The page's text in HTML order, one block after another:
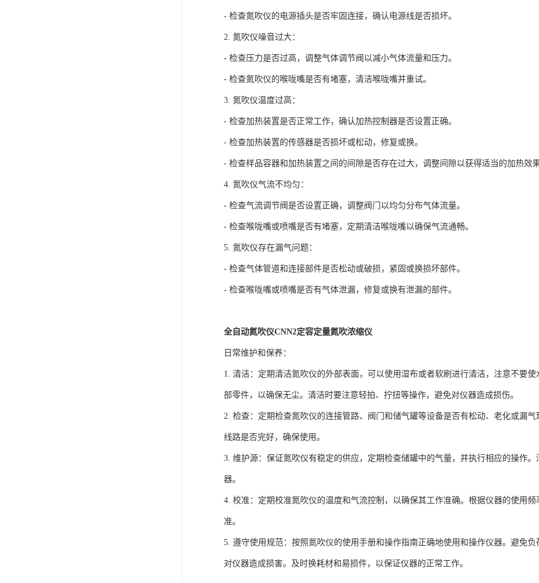
- 检查氮吹仪的电源插头是否牢固连接，确认电源线是否损坏。
2. 氮吹仪噪音过大：
- 检查压力是否过高，调整气体调节阀以减小气体流量和压力。
- 检查氮吹仪的喉咙嘴是否有堵塞，清洁喉咙嘴并重试。
3. 氮吹仪温度过高：
- 检查加热装置是否正常工作，确认加热控制器是否设置正确。
- 检查加热装置的传感器是否损坏或松动，修复或换。
- 检查样品容器和加热装置之间的间隙是否存在过大，调整间隙以获得适当的加热效
4. 氮吹仪气流不均匀：
- 检查气流调节阀是否设置正确，调整阀门以均匀分布气体流量。
- 检查喉咙嘴或喷嘴是否有堵塞，定期清洁喉咙嘴以确保气流通畅。
5. 氮吹仪存在漏气问题：
- 检查气体管道和连接部件是否松动或破损，紧固或换损坏部件。
- 检查喉咙嘴或喷嘴是否有气体泄漏，修复或换有泄漏的部件。
全自动氮吹仪CNN2定容定量氮吹浓缩仪
日常维护和保养：
1. 清洁：定期清洁氮吹仪的外部表面，可以使用湿布或者软刷进行清洁，注意不要
部零件，以确保无尘。清洁时要注意轻拍、拧扭等操作，避免对仪器造成损伤。
2. 检查：定期检查氮吹仪的连接管路、阀门和储气罐等设备是否有松动、老化或漏
线路是否完好，确保使用。
3. 维护源：保证氮吹仪有稳定的供应，定期检查储罐中的气量，并执行相应的操作
器。
4. 校准：定期校准氮吹仪的温度和气流控制，以确保其工作准确。根据仪器的使用
准。
5. 遵守使用规范：按照氮吹仪的使用手册和操作指南正确地使用和操作仪器。避免
对仪器造成损害。及时换耗材和易损件，以保证仪器的正常工作。